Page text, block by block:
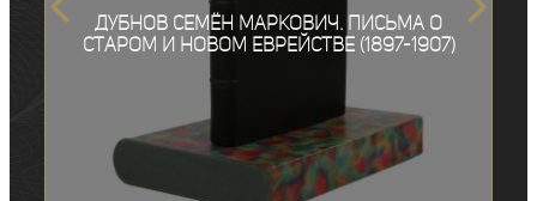
Дубнов Семён Маркович. Письма о
старом и новом еврействе (1897-1907)